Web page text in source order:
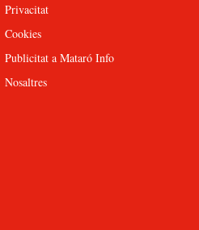
Privacitat
Cookies
Publicitat a Mataró Info
Nosaltres